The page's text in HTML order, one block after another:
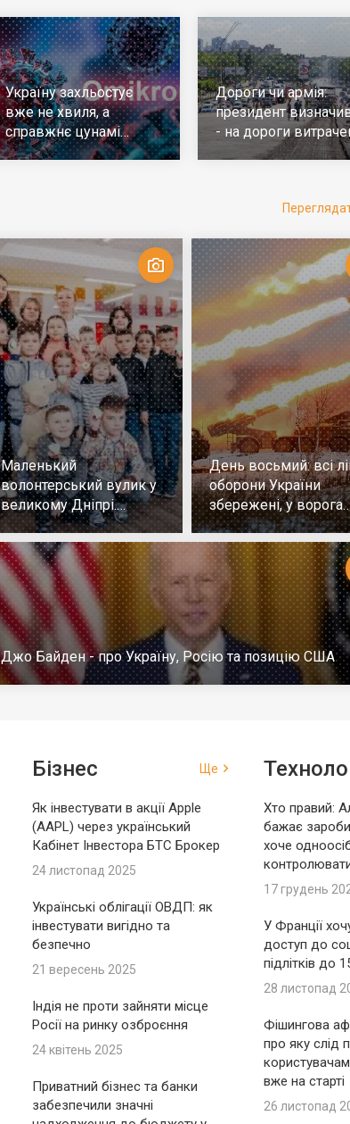
Україну захльостує
вже не хвиля, а
справжнє цунамі
ковіда. Що робити
Дороги чи армія:
президент
- на дороги
у 10 разів більше
Маленький
волонтерський вулик у
великому Дніпрі.
Репортаж
День восьмий: всі
оборони України
збережені, у ворога
немає успіху
Джо Байден - про Україну, Росію та позицію США
Бізнес Ще
Як інвестувати в акції Apple
(AAPL) через український
Кабінет Інвестора БТС Брокер
24 листопад 2025
Українські облігації ОВДП: як
інвестувати вигідно та
безпечно
21 вересень 2025
Індія не проти зайняти місце
Росії на ринку озброєння
24 квітень 2025
Приватний бізнес та банки
забезпечили значні
Хто правий:
бажає
хоче
17 грудень
У Франції
доступ до
підлітків до
28 листопад
Фішингова
про яку слід
вже на старті
26 листопад